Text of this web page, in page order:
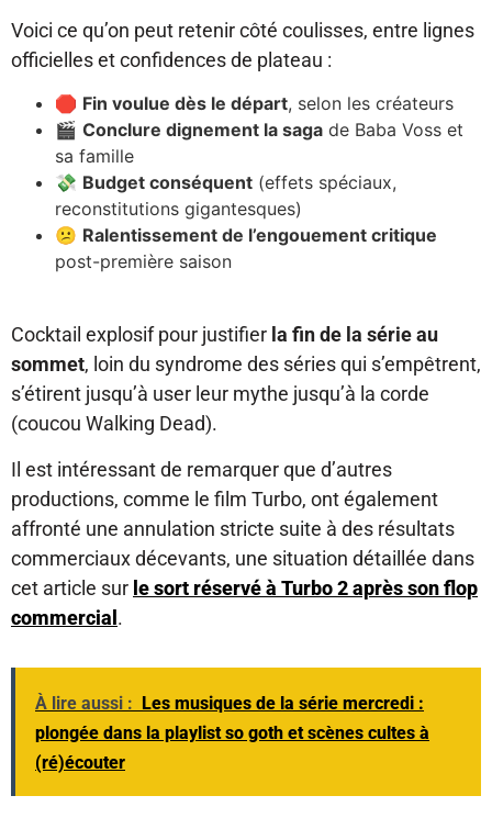
Voici ce qu’on peut retenir côté coulisses, entre lignes
officielles et confidences de plateau :
🛑 Fin voulue dès le départ, selon les créateurs
🎬 Conclure dignement la saga de Baba Voss et
sa famille
💸 Budget conséquent (effets spéciaux,
reconstitutions gigantesques)
😕 Ralentissement de l’engouement critique
post-première saison
Cocktail explosif pour justifier la fin de la série au
sommet, loin du syndrome des séries qui s’empêtrent,
s’étirent jusqu’à user leur mythe jusqu’à la corde
(coucou Walking Dead).
Il est intéressant de remarquer que d’autres
productions, comme le film Turbo, ont également
affronté une annulation stricte suite à des résultats
commerciaux décevants, une situation détaillée dans
cet article sur le sort réservé à Turbo 2 après son flop
commercial.
À lire aussi : Les musiques de la série mercredi :
plongée dans la playlist so goth et scènes cultes à
(ré)écouter